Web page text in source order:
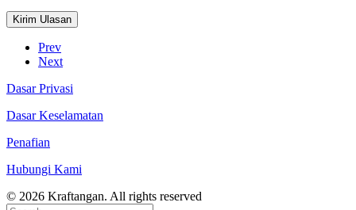
Prev
Next
Dasar Privasi
Dasar Keselamatan
Penafian
Hubungi Kami
© 2026 Kraftangan. All rights reserved